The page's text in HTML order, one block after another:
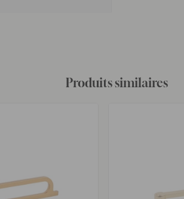
Produits similaires